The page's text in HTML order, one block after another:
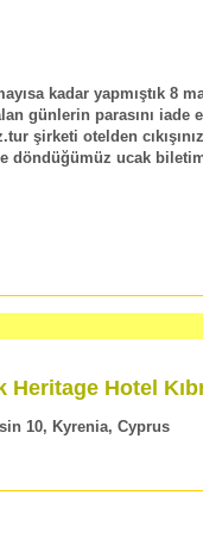
kadar yapmıştık 8
günlerin parasını iade
şirketi otelden
döndüğümüz ucak
Hotel
10, Kyrenia, Cyprus